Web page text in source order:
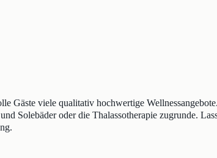
Gäste viele qualitativ hochwertige
Solebäder oder die Thalassotherapie zugrunde.